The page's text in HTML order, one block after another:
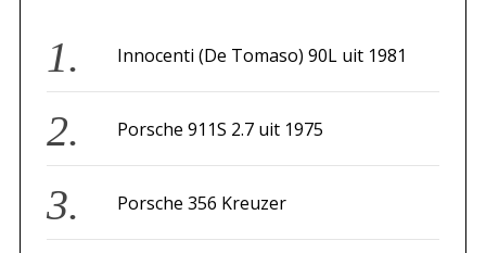
f
o
:
Innocenti (De Tomaso) 90L uit 1981
Porsche 911S 2.7 uit 1975
Porsche 356 Kreuzer